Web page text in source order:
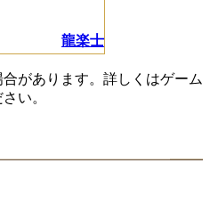
龍楽士
があります。詳しくはゲーム
い。